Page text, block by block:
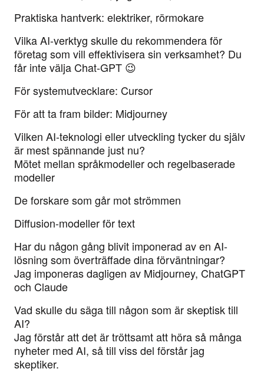
Praktiska hantverk: elektriker, rörmokare
Vilka AI-verktyg skulle du rekommendera för
företag som vill effektivisera sin verksamhet? Du
får inte välja Chat-GPT 😉
För systemutvecklare: Cursor
För att ta fram bilder: Midjourney
Vilken AI-teknologi eller utveckling tycker du själv
är mest spännande just nu?
Mötet mellan språkmodeller och regelbaserade
modeller
De forskare som går mot strömmen
Diffusion-modeller för text
Har du någon gång blivit imponerad av en AI-
lösning som överträffade dina förväntningar?
Jag imponeras dagligen av Midjourney, ChatGPT
och Claude
Vad skulle du säga till någon som är skeptisk till
AI?
Jag förstår att det är tröttsamt att höra så många
nyheter med AI, så till viss del förstår jag
skeptiker.